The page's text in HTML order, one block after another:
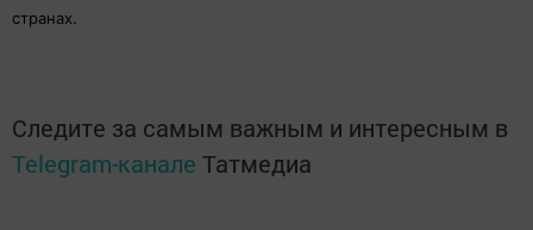
странах.
Следите за самым важным и интересным в
Telegram-канале Татмедиа